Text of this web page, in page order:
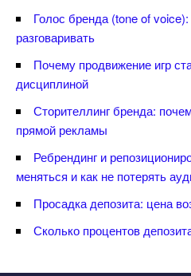
Голос бренда (tone of
разговаривать
Почему продвижение игр
дисциплиной
Сторителлинг бренда:
прямой рекламы
Ребрендинг и
меняться и как не потерять
Просадка депозита: цена
Сколько процентов